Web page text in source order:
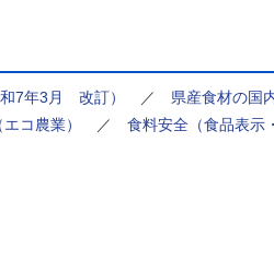
7年3月 改訂） ／ 県産食材の国
コ農業） ／ 食料安全（食品表示